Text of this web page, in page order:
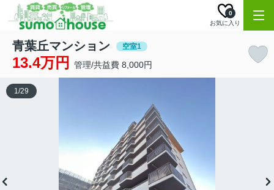
お気に入り
0
青葉丘マンション 空室1
13.4万円 管理/共益費 8,000円
1/29